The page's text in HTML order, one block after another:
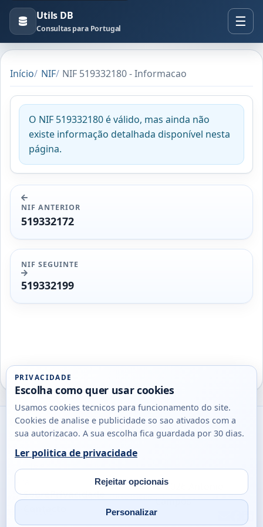
Utils DB
Consultas para Portugal
Início NIF NIF 519332180 - Informacao
O NIF 519332180 é válido, mas ainda não
existe informação detalhada disponível nesta
página.
NIF ANTERIOR
519332172
NIF SEGUINTE
519332199
Utils
DB
Consultas
rapidas
cidadaos,
SobrePrivacidade
© 2026
Campos
PRIVACIDADE
Escolha como quer usar cookies
Usamos cookies tecnicos para funcionamento do site.
Cookies de analise e publicidade so sao ativados com a
sua autorizacao. A sua escolha fica guardada por 30 dias.
Ler politica de privacidade
Rejeitar opcionais
Personalizar